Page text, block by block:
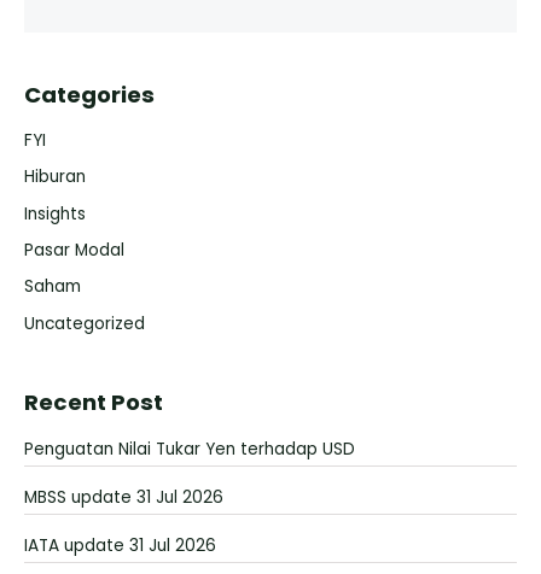
Categories
FYI
Hiburan
Insights
Pasar Modal
Saham
Uncategorized
Recent Post
Penguatan Nilai Tukar Yen terhadap USD
MBSS update 31 Jul 2026
IATA update 31 Jul 2026